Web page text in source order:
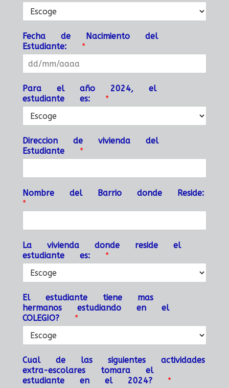
Fecha de Nacimiento del
Estudiante: *
Para el año 2024, el
estudiante es: *
Direccion de vivienda del
Estudiante *
Nombre del Barrio donde Reside:
*
La vivienda donde reside el
estudiante es: *
El estudiante tiene mas
hermanos estudiando en el
COLEGIO? *
Cual de las siguientes actividades
extra-escolares tomara el
estudiante en el 2024? *